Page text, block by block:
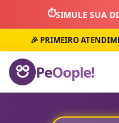
⏱️SIMULE SUA
🎉 PRIMEIRO
PeOople!